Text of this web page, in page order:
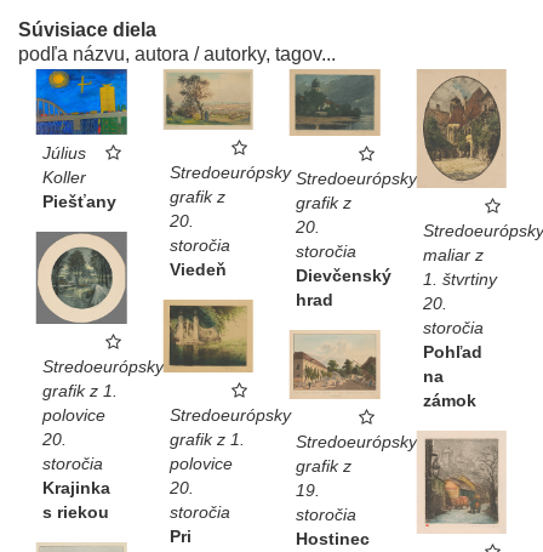
Súvisiace diela
podľa názvu, autora / autorky, tagov...
Július
Koller
Piešťany
Stredoeurópsky
grafik z
20.
storočia
Viedeň
Stredoeurópsky
grafik z
20.
storočia
Dievčenský
hrad
Stredoeurópsky
maliar z
1. štvrtiny
20.
storočia
Pohľad
na
zámok
Stredoeurópsky
grafik z 1.
polovice
20.
storočia
Krajinka
s riekou
Stredoeurópsky
grafik z 1.
polovice
20.
storočia
Pri
Stredoeurópsky
grafik z
19.
storočia
Hostinec